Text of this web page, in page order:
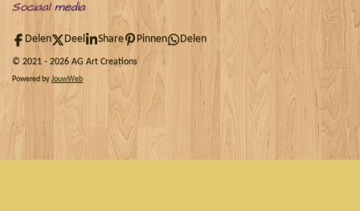
Sociaalmedia
Delen Deel Share Pinnen Delen
© 2021 - 2026 AG Art Creations
Powered byJouwWeb